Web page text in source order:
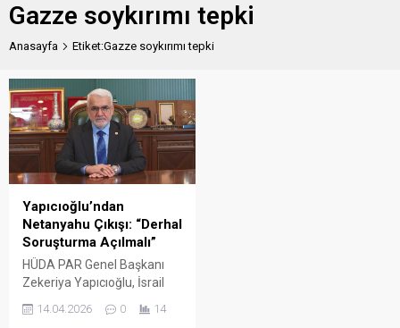
Gazze soykırımı tepki
Anasayfa Etiket:Gazze soykırımı tepki
Yapıcıoğlu’ndan
Netanyahu Çıkışı: “Derhal
Soruşturma Açılmalı”
HÜDA PAR Genel Başkanı
Zekeriya Yapıcıoğlu, İsrail
açıklamalarına sert tepki
14.04.2026 0 14